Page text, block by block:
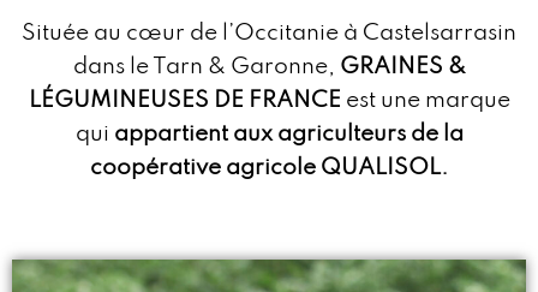
Située au cœur de l’Occitanie à Castelsarrasin
dans le Tarn & Garonne, GRAINES &
LÉGUMINEUSES DE FRANCE est une marque
qui appartient aux agriculteurs de la
coopérative agricole QUALISOL.